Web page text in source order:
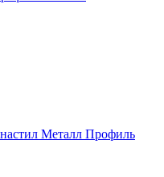
Металл Профиль